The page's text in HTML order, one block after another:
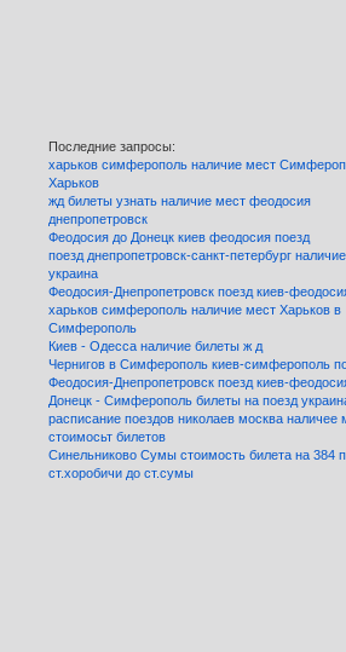
Последние запросы:
харьков симферополь наличие мест
Харьков
жд билеты узнать наличие мест феодосия
днепропетровск
Феодосия до Донецк киев феодосия поезд
поезд днепропетровск-санкт-петербург
украина
Феодосия-Днепропетровск поезд киев-
харьков симферополь наличие мест Харьков в
Симферополь
Киев - Одесса наличие билеты ж д
Чернигов в Симферополь киев-симферополь
Феодосия-Днепропетровск поезд киев-
Донецк - Симферополь билеты на поезд
расписание поездов николаев москва наличее
стоимосьт билетов
Синельниково Сумы стоимость билета на 384
ст.хоробичи до ст.сумы